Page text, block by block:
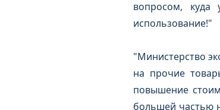
вопросом, куда
использование!"
"Министерство
на прочие
повышение
большей частью